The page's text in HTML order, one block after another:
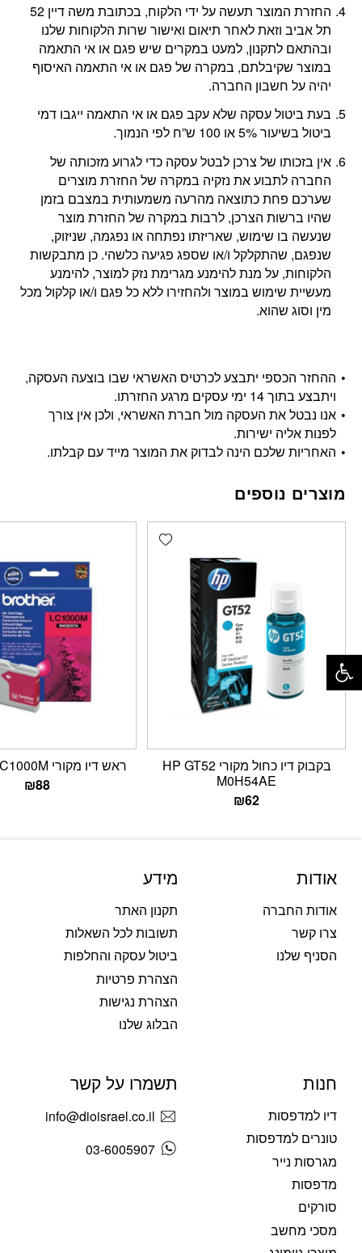
החזרת המוצר תעשה על ידי הלקוח, בכתובת משה דיין 52
תל אביב וזאת לאחר תיאום ואישור שרות הלקוחות שלנו
ובהתאם לתקנון, למעט במקרים שיש פגם או אי התאמה
במוצר שקיבלתם, במקרה של פגם או אי התאמה האיסוף
יהיה על חשבון החברה.
בעת ביטול עסקה שלא עקב פגם או אי התאמה ייגבו דמי
ביטול בשיעור 5% או 100 ש”ח לפי הנמוך.
אין בזכותו של צרכן לבטל עסקה כדי לגרוע מזכותה של
החברה לתבוע את נזקיה במקרה של החזרת מוצרים
שערכם פחת כתוצאה מהרעה משמעותית במצבם בזמן
שהיו ברשות הצרכן, לרבות במקרה של החזרת מוצר
שנעשה בו שימוש, שאריזתו נפתחה או נפגמה, שניזוק,
שנפגם, שהתקלקל ו/או שספג פגיעה כלשהי. כן מתבקשות
הלקוחות, על מנת להימנע מגרימת נזק למוצר, להימנע
מעשיית שימוש במוצר ולהחזירו ללא כל פגם ו/או קלקול מכל
מין וסוג שהוא.
ההחזר הכספי יתבצע לכרטיס האשראי שבו בוצעה העסקה,
ויתבצע בתוך 14 ימי עסקים מרגע החזרתו.
אנו נבטל את העסקה מול חברת האשראי, ולכן אין צורך
לפנות אליה ישירות.
האחריות שלכם הינה לבדוק את המוצר מייד עם קבלתו.
מוצרים נוספים
Add wishlist
בקבוק דיו כחול מקורי HP GT52
M0H54AE
₪62
ראש דיו מקורי Brother LC1000M
₪88
אודות
אודות החברה
צרו קשר
הסניף שלנו
מידע
תקנון האתר
תשובות לכל השאלות
ביטול עסקה והחלפות
הצהרת פרטיות
הצהרת נגישות
הבלוג שלנו
חנות
דיו למדפסות
טונרים למדפסות
מגרסות נייר
מדפסות
סורקים
מסכי מחשב
תשמרו על קשר
info@dioisrael.co.il
03-6005907
פתח סרגל נגישות